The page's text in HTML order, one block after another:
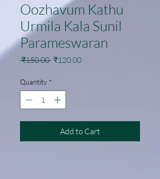
Oozhavum Kathu
Urmila Kala Sunil
Parameswaran
₹150.00 Regular
₹120.00Sale
Quantity *
Add to Cart